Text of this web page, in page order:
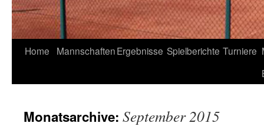
Home MannschaftenErgebnisse Spielberichte Turniere
Monatsarchive: September 2015